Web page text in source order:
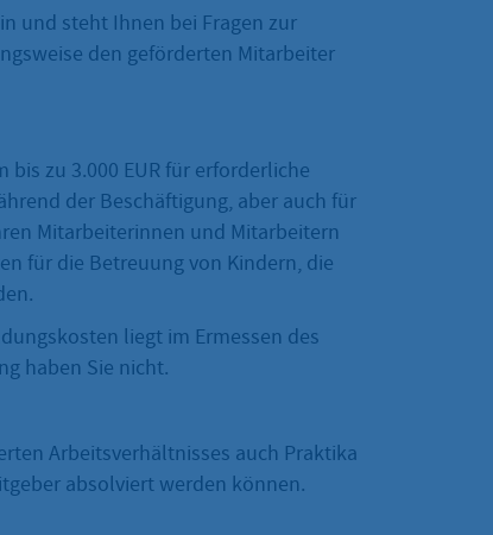
und steht Ihnen bei Fragen zur
den geförderten Mitarbeiter
zu 3.000 EUR für erforderliche
der Beschäftigung, aber auch für
Mitarbeiterinnen und Mitarbeitern
für die Betreuung von Kindern, die
liegt im Ermessen des
haben Sie nicht.
Arbeitsverhältnisses auch Praktika
absolviert werden können.